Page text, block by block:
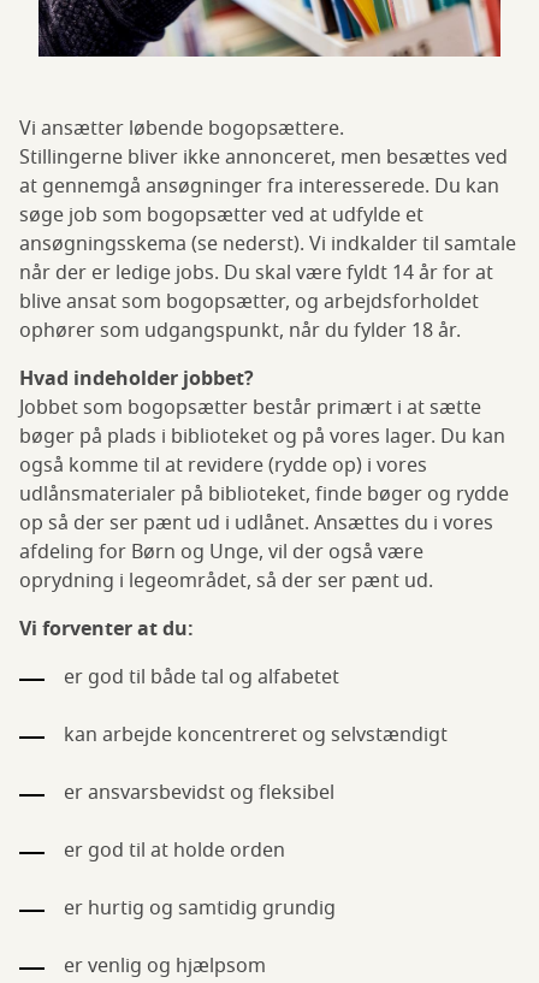
Vi ansætter løbende bogopsættere.
Stillingerne bliver ikke annonceret, men besættes ved
at gennemgå ansøgninger fra interesserede. Du kan
søge job som bogopsætter ved at udfylde et
ansøgningsskema (se nederst). Vi indkalder til samtale
når der er ledige jobs. Du skal være fyldt 14 år for at
blive ansat som bogopsætter, og arbejdsforholdet
ophører som udgangspunkt, når du fylder 18 år.
Hvad indeholder jobbet?
Jobbet som bogopsætter består primært i at sætte
bøger på plads i biblioteket og på vores lager. Du kan
også komme til at revidere (rydde op) i vores
udlånsmaterialer på biblioteket, finde bøger og rydde
op så der ser pænt ud i udlånet. Ansættes du i vores
afdeling for Børn og Unge, vil der også være
oprydning i legeområdet, så der ser pænt ud.
Vi forventer at du:
er god til både tal og alfabetet
kan arbejde koncentreret og selvstændigt
er ansvarsbevidst og fleksibel
er god til at holde orden
er hurtig og samtidig grundig
er venlig og hjælpsom